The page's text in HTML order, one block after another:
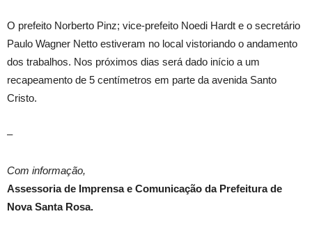
O prefeito Norberto Pinz; vice-prefeito Noedi Hardt e o secretário
Paulo Wagner Netto estiveram no local vistoriando o andamento
dos trabalhos. Nos próximos dias será dado início a um
recapeamento de 5 centímetros em parte da avenida Santo
Cristo.
–
Com informação,
Assessoria de Imprensa e Comunicação da Prefeitura de
Nova Santa Rosa.